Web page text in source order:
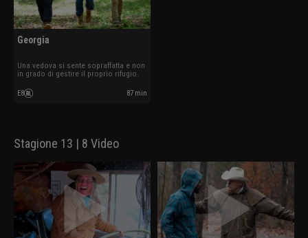
Georgia
Una vedova si sente sopraffatta e non
in grado di gestire il proprio rifugio.
E8 87 min
Stagione 13 | 8 Video